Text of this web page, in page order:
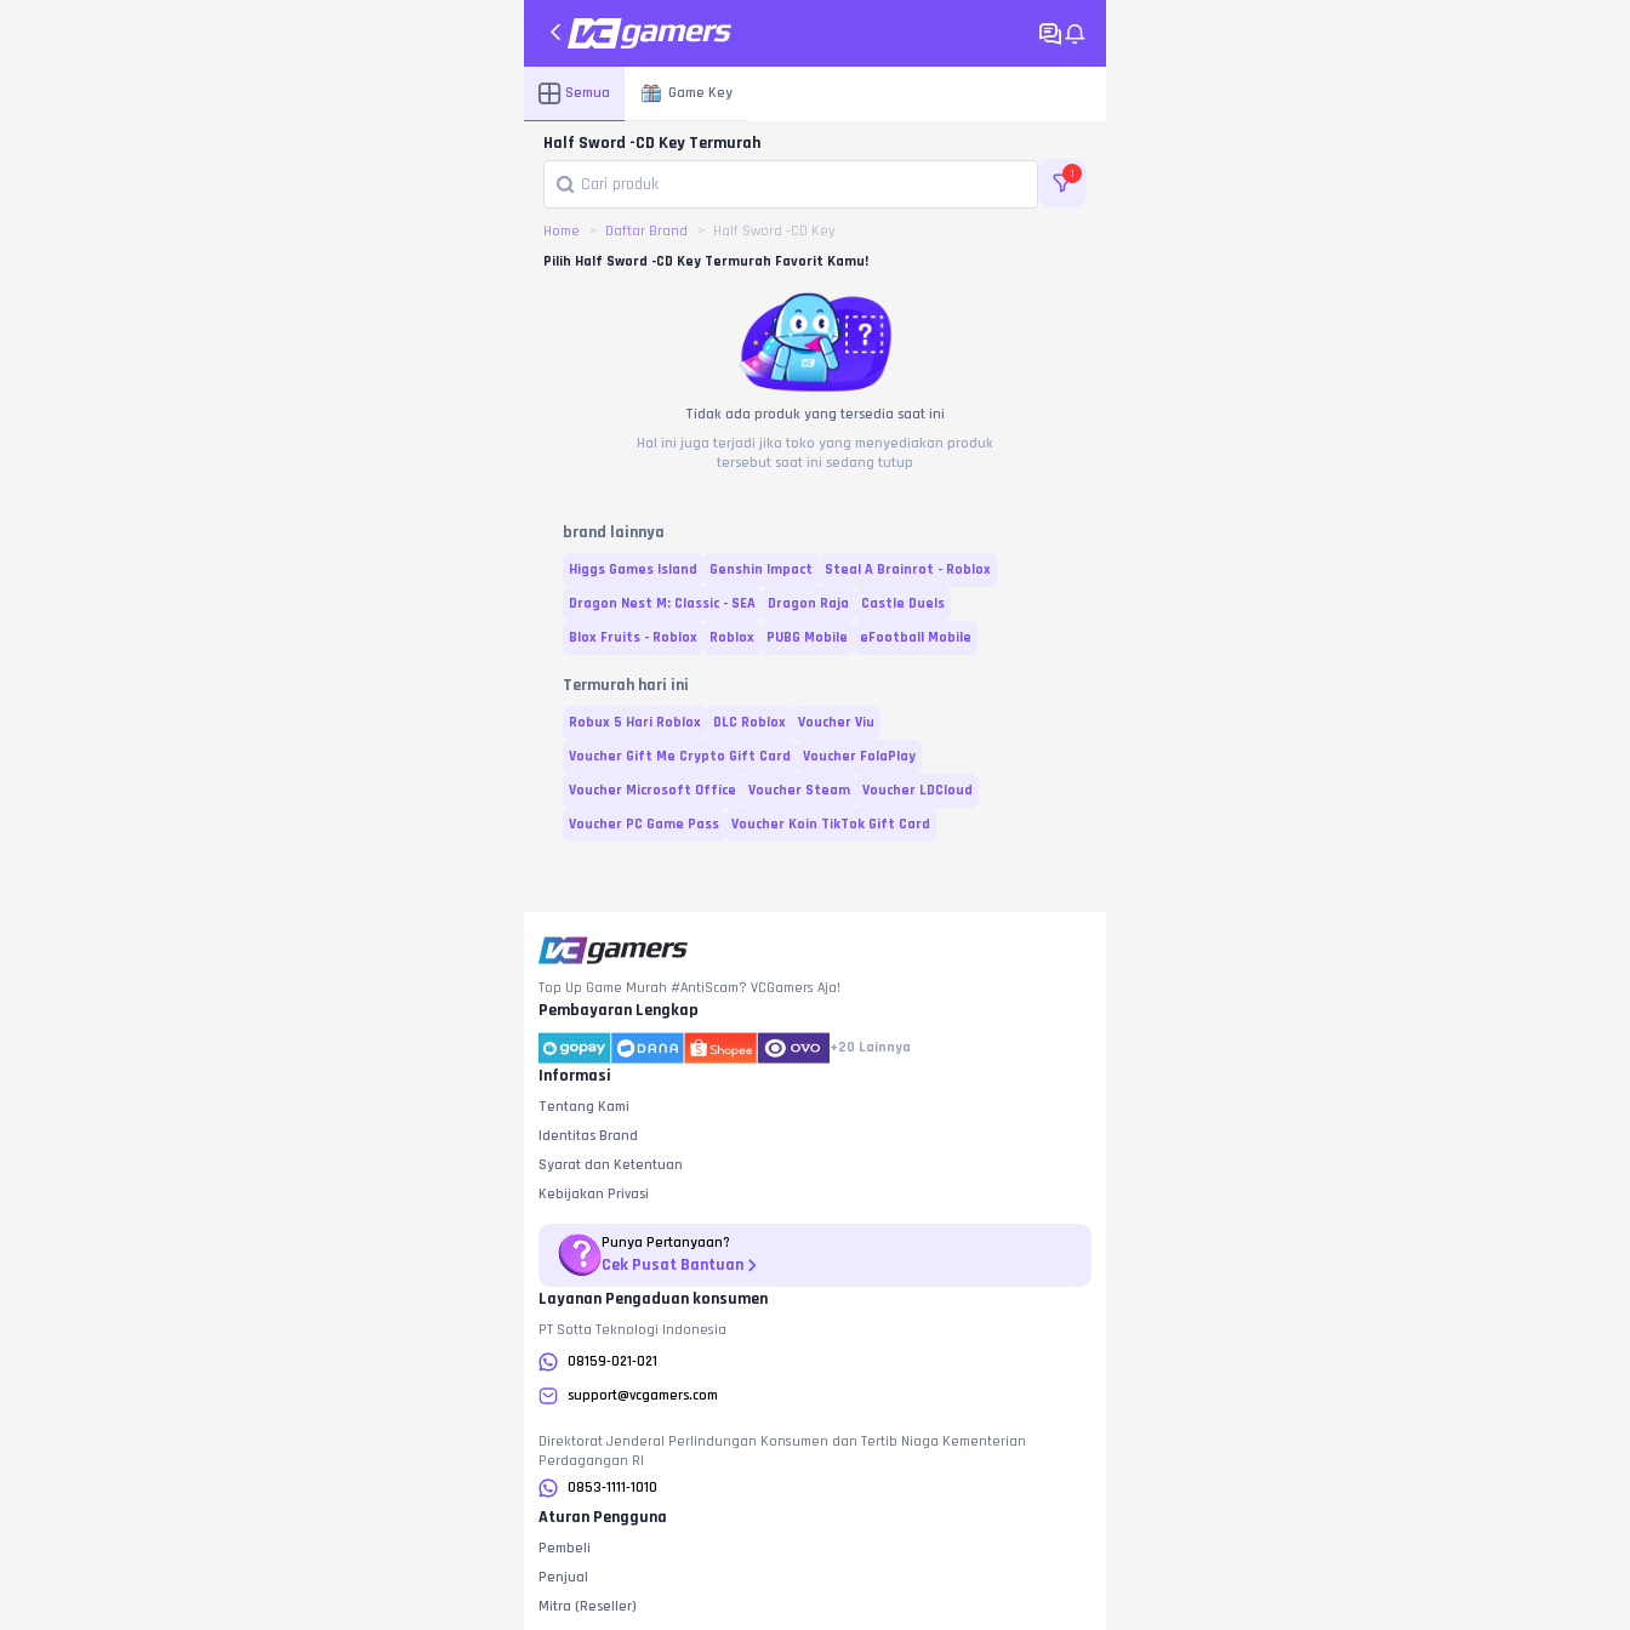
Semua Game Key
Half Sword -CD Key Termurah
1
Home Daftar Brand
Half Sword -CD Key
Pilih Half Sword -CD Key Termurah Favorit Kamu!
Tidak ada produk yang tersedia saat ini
Hal ini juga terjadi jika toko yang menyediakan produk
tersebut saat ini sedang tutup
brand lainnya
Higgs Games Island Genshin Impact
Steal A Brainrot - Roblox
Dragon Nest M: Classic - SEA
Dragon Raja
Castle Duels
Blox Fruits - Roblox
Roblox PUBG Mobile eFootball Mobile
Termurah hari ini
Robux 5 Hari Roblox DLC Roblox
Voucher Viu
Voucher Gift Me Crypto Gift Card
Voucher FolaPlay
Voucher Microsoft Office
Voucher Steam
Voucher LDCloud
Voucher PC Game Pass
Voucher Koin TikTok Gift Card
Top Up Game Murah #AntiScam? VCGamers Aja!
Pembayaran Lengkap
+20 Lainnya
Informasi
Tentang Kami
Identitas Brand
Syarat dan Ketentuan
Kebijakan Privasi
Punya Pertanyaan?
Cek Pusat Bantuan
Layanan Pengaduan konsumen
PT Sotta Teknologi Indonesia
08159-021-021
support@vcgamers.com
Direktorat Jenderal Perlindungan Konsumen dan Tertib Niaga Kementerian
Perdagangan RI
0853-1111-1010
Aturan Pengguna
Pembeli
Penjual
Mitra (Reseller)